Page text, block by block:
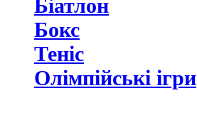
Біатлон
Бокс
Теніс
Олімпійські ігри